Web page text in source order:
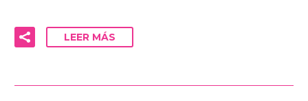
LEER MÁS